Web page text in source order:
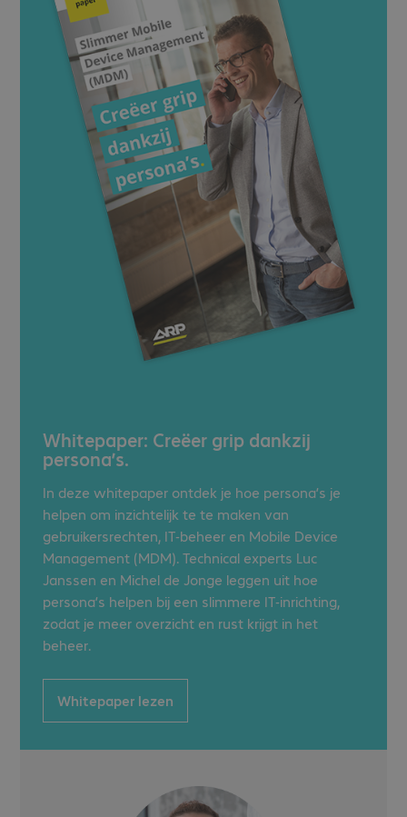
Whitepaper: Creëer grip dankzij
persona’s.
In deze whitepaper ontdek je hoe persona’s je
helpen om inzichtelijk te te maken van
gebruikersrechten, IT-beheer en Mobile Device
Management (MDM). Technical experts Luc
Janssen en Michel de Jonge leggen uit hoe
persona’s helpen bij een slimmere IT-inrichting,
zodat je meer overzicht en rust krijgt in het
beheer.
Whitepaper lezen